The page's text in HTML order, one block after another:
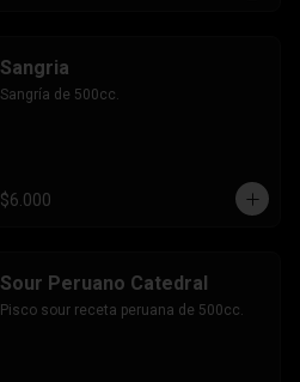
Sangria
Sangría de 500cc.
$6.000
Sour Peruano Catedral
Pisco sour receta peruana de 500cc.